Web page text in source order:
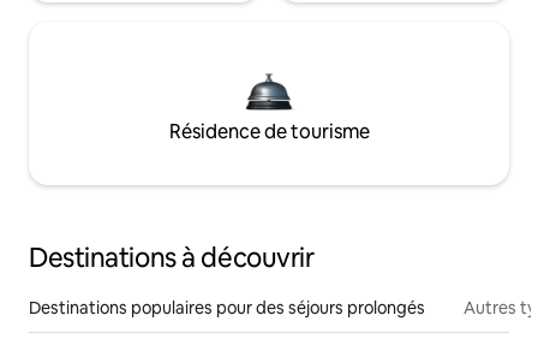
Résidence de tourisme
Destinations à découvrir
Destinations populaires pour des séjours prolongés Autres